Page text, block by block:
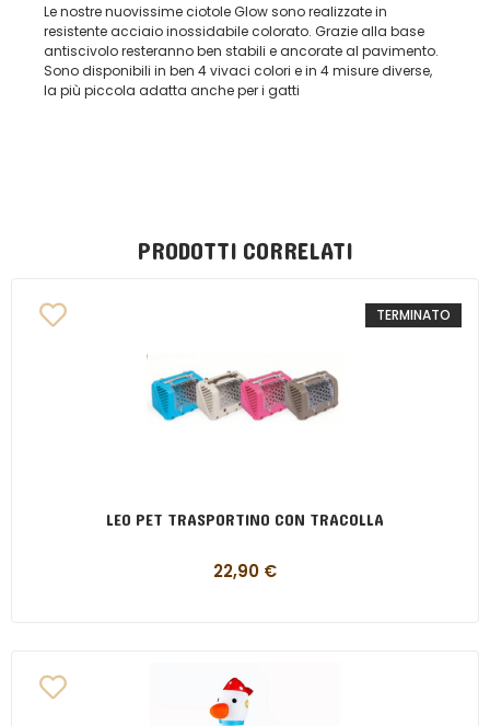
Le nostre nuovissime ciotole Glow sono realizzate in
resistente acciaio inossidabile colorato. Grazie alla base
antiscivolo resteranno ben stabili e ancorate al pavimento.
Sono disponibili in ben 4 vivaci colori e in 4 misure diverse,
la più piccola adatta anche per i gatti
PRODOTTI CORRELATI
TERMINATO
LEO PET TRASPORTINO CON TRACOLLA
22,90 €